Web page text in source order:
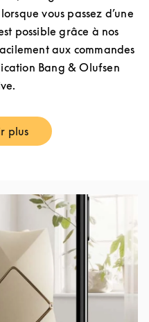
vous passez d’une
possible grâce à nos
aux commandes
Bang & Olufsen
plus
Opens in New Tab